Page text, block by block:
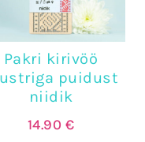
Pakri kirivöö
puidust
niidik
14.90 €